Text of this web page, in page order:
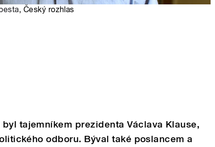
, Český rozhlas
tajemníkem prezidenta Václava Klause,
odboru. Býval také poslancem a